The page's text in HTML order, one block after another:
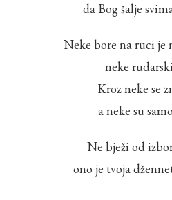
da Bog šalje
Neke bore na ruci je
neke
Kroz neke se
a neke su
Ne bježi od
ono je tvoja